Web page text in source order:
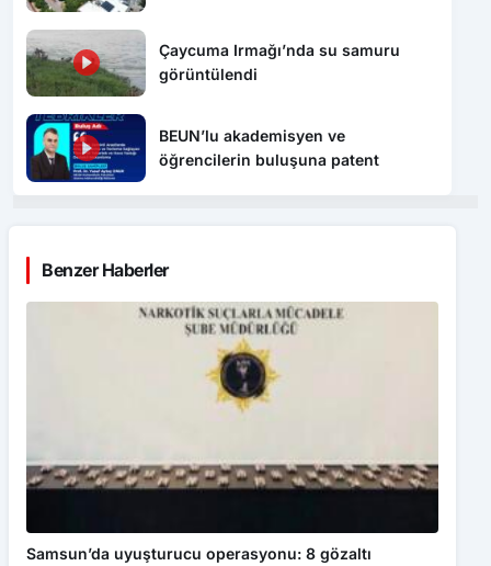
Çaycuma Irmağı’nda su samuru
görüntülendi
BEUN’lu akademisyen ve
öğrencilerin buluşuna patent
Benzer Haberler
Samsun’da uyuşturucu operasyonu: 8 gözaltı